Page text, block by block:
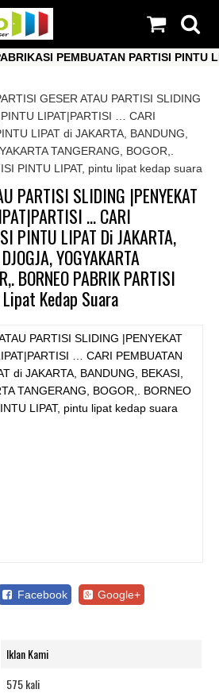
PEMBUATAN PARTISI PINTU LIPAT
GESER ATAU PARTISI SLIDING
LIPAT|PARTISI … CARI
LIPAT di JAKARTA, BANDUNG,
TANGERANG, BOGOR,.
PINTU LIPAT, pintu lipat kedap suara
PARTISI SLIDING |PENYEKAT
… CARI
PINTU LIPAT Di JAKARTA,
YOGYAKARTA
BORNEO PABRIK PARTISI
Kedap Suara
Facebook Google+
Iklan Kami
575 kali